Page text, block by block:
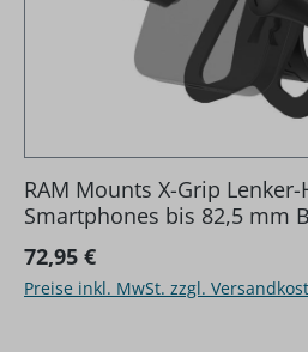
RAM Mounts X-Grip
Smartphones bis 82,5 mm
Strap-Basis (Verbundstoff)
Regulärer Preis:
72,95 €
Preise inkl. MwSt. zzgl.